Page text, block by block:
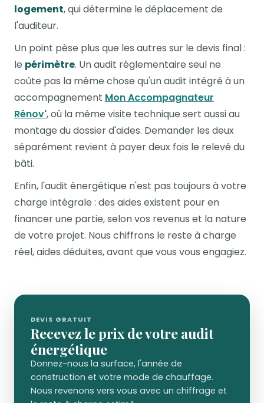
logement, qui détermine le déplacement de
l'auditeur.
Un point pèse plus que les autres sur le devis final :
le périmètre. Un audit réglementaire seul ne
coûte pas la même chose qu'un audit intégré à un
accompagnement Mon Accompagnateur
Rénov', où la même visite technique sert aussi au
montage du dossier d'aides. Demander les deux
séparément revient à payer deux fois le relevé du
bâti.
Enfin, l'audit énergétique n'est pas toujours à votre
charge intégrale : des aides existent pour en
financer une partie, selon vos revenus et la nature
de votre projet. Nous chiffrons le reste à charge
réel, aides déduites, avant que vous vous engagiez.
DEVIS GRATUIT
Recevez le prix de votre audit
énergétique
Donnez-nous la surface, l'année de
construction et votre mode de chauffage.
Nous revenons vers vous avec un chiffrage et